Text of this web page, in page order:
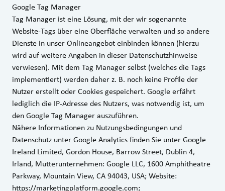
Google Tag Manager
Tag Manager ist eine Lösung, mit der wir sogenannte
Website-Tags über eine Oberfläche verwalten und so andere
Dienste in unser Onlineangebot einbinden können (hierzu
wird auf weitere Angaben in dieser Datenschutzhinweise
verwiesen). Mit dem Tag Manager selbst (welches die Tags
implementiert) werden daher z. B. noch keine Profile der
Nutzer erstellt oder Cookies gespeichert. Google erfährt
lediglich die IP-Adresse des Nutzers, was notwendig ist, um
den Google Tag Manager auszuführen.
Nähere Informationen zu Nutzungsbedingungen und
Datenschutz unter Google Analytics finden Sie unter Google
Ireland Limited, Gordon House, Barrow Street, Dublin 4,
Irland, Mutterunternehmen: Google LLC, 1600 Amphitheatre
Parkway, Mountain View, CA 94043, USA; Website:
https://marketingplatform.google.com;